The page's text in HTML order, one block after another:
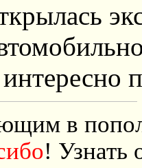
в
! Узнать